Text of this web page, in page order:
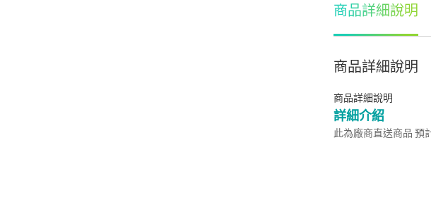
商品詳細說明
商品詳細說明
商品詳細說明
詳細介紹
此為廠商直送商品 預